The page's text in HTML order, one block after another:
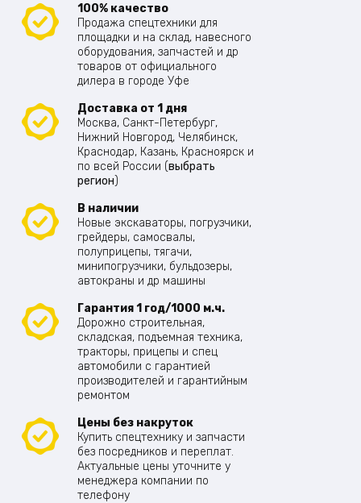
100% качество
Продажа спецтехники для
площадки и на склад, навесного
оборудования, запчастей и др
товаров от официального
дилера в городе Уфе
Доставка от 1 дня
Москва, Санкт-Петербург,
Нижний Новгород, Челябинск,
Краснодар, Казань, Красноярск и
по всей России (выбрать
регион)
В наличии
Новые экскаваторы, погрузчики,
грейдеры, самосвалы,
полуприцепы, тягачи,
минипогрузчики, бульдозеры,
автокраны и др машины
Гарантия 1 год/1000 м.ч.
Дорожно строительная,
складская, подъемная техника,
тракторы, прицепы и спец
автомобили с гарантией
производителей и гарантийным
ремонтом
Цены без накруток
Купить спецтехнику и запчасти
без посредников и переплат.
Актуальные цены уточните у
менеджера компании по
телефону